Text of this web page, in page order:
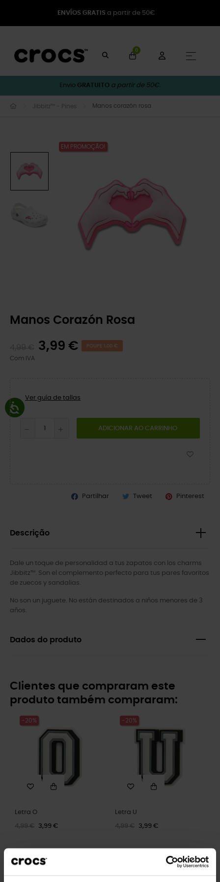
ENVÍOS GRATIS a partir de 50€
0
☰
Envio GRATUITO a partir de 50€.
Jibbitz™ - Pines Manos corazón rosa
EM PROMOÇÃO!
Manos Corazón Rosa
3,99 € POUPE 1,00 €
Com IVA
Ver guía de tallas
ADICIONAR AO CARRINHO
Partilhar Tweet Pinterest
Descrição
Dale un toque de personalidad a tus zapatos con los charms
Jibbitz™. Son el complemento perfecto para tus pares favoritos
de zuecos y sandalias.
No son un juguete. No están destinados a niños menores de 3
años.
Dados do produto
Clientes que compraram este
produto também compraram:
-20%
Letra O
4,99 € 3,99 €
-20%
Letra U
4,99 € 3,99 €
-20%